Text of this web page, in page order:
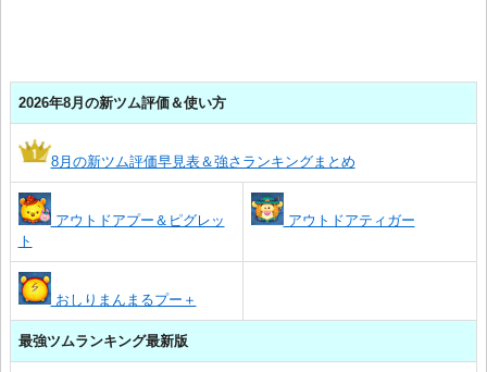
2026年8月の新ツム評価＆使い方
8月の新ツム評価早見表＆強さランキングまとめ
アウトドアプー＆ピグレッ
ト
アウトドアティガー
おしりまんまるプー＋
最強ツムランキング最新版